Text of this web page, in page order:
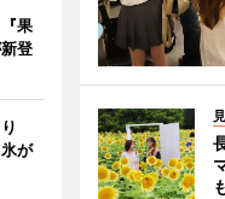
果
登
が